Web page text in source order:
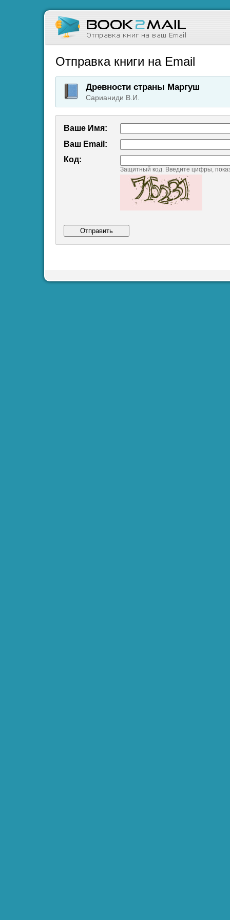
Отправка книги на Email
Древности страны Маргуш
Сарианиди В.И.
Ваше Имя:
Ваш Emаil:
Код:
Защитный код. Введите цифры,